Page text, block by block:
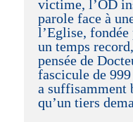
victime, l’OD
parole face à
l’Eglise, fondée
un temps
pensée de
fascicule de
a suffisamment
qu’un tiers